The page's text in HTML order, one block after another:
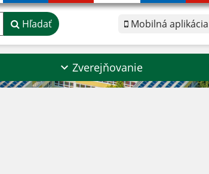
Mobilná aplikácia
Hľadať
Zverejňovanie